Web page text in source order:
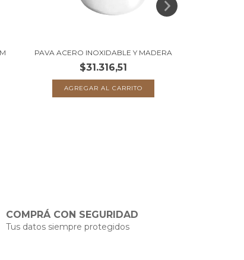
PAVA ACERO INOXIDABLE Y MADERA
$31.316,51
COMPRÁ CON SEGURIDAD
Tus datos siempre protegidos